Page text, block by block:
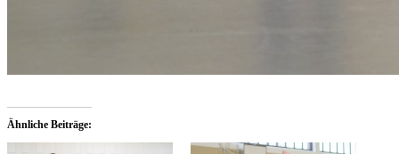
Ähnliche Beiträge